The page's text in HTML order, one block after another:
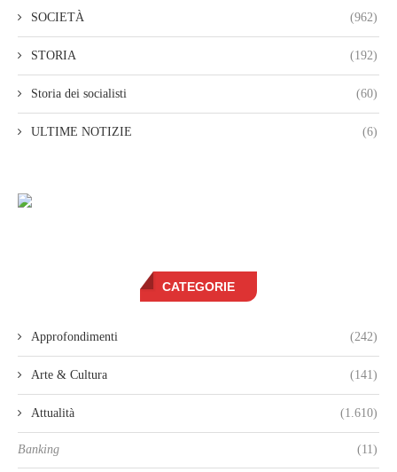
SOCIETÀ (962)
STORIA (192)
Storia dei socialisti (60)
ULTIME NOTIZIE (6)
CATEGORIE
Approfondimenti (242)
Arte & Cultura (141)
Attualità (1.610)
Banking (11)